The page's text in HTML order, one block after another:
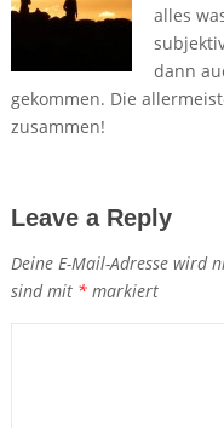
alles
dann
gekommen. Die
zusammen!
Leave a Reply
Deine E-Mail-Adresse wird
sind mit *markiert